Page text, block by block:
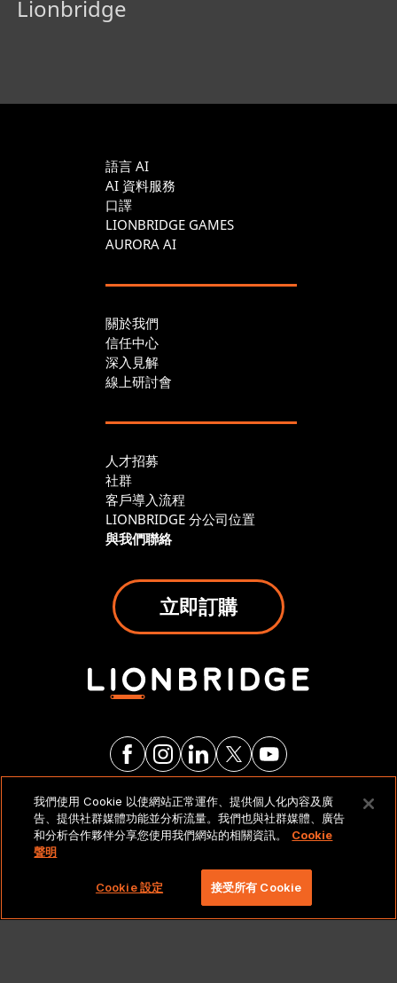
Lionbridge
語言 AI
AI 資料服務
口譯
LIONBRIDGE GAMES
AURORA AI
關於我們
信任中心
深入見解
線上研討會
人才招募
社群
客戶導入流程
LIONBRIDGE 分公司位置
與我們聯絡
立即訂購
法律聲明與政策
Copyright 2026 Lionbridge Technologies, LLC. 著作
權所有，並保留一切權利。
我們使用 Cookie 以使網站正常運作、提供個人化內容及廣
告、提供社群媒體功能並分析流量。我們也與社群媒體、廣告
和分析合作夥伴分享您使用我們網站的相關資訊。
Cookie
聲明
Cookie 設定 接受所有 Cookie